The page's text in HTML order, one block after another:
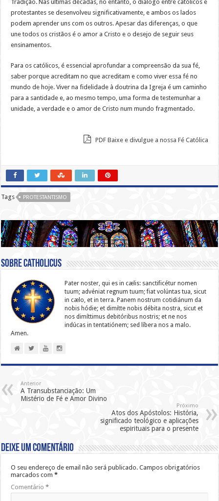
Tradição. Nas últimas décadas, no entanto, o diálogo entre católicos e
protestantes se desenvolveu significativamente, e ambos os lados
podem aprender uns com os outros. Apesar das diferenças, o que
une todos os cristãos é o amor a Cristo e o desejo de seguir seus
ensinamentos.
Para os católicos, é essencial aprofundar a compreensão da sua fé,
saber porque acreditam no que acreditam e como viver essa fé no
mundo de hoje. Viver na fidelidade à doutrina da Igreja é um caminho
para a santidade e, ao mesmo tempo, uma forma de testemunhar a
unidade, a verdade e o amor de Cristo num mundo fragmentado.
PDF Baixe e divulgue a nossa Fé Católica
Tags PROTESTANTISMO
Sobre catholicus
Pater noster, qui es in cælis: sanc­ti­ficétur nomen
tuum; advéniat regnum tuum; fiat volúntas tua, sicut
in cælo, et in terra. Panem nostrum cotidiánum da
nobis hódie; et dimítte nobis débita nostra, sicut et
nos dimíttimus debitóribus nostris; et ne nos
indúcas in ten­ta­tiónem; sed líbera nos a malo.
Amen.
Anterior
A Transubstanciação: Um
Mistério de Fé e Amor Divino
Próximo
Atos dos Apóstolos: História,
significado teológico e aplicações
espirituais para o presente
Deixe um comentário
O seu endereço de email não será publicado. Campos obrigatórios
marcados com*
Comentário*